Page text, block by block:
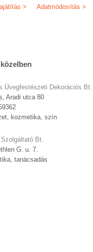
Adatmódosítás >
>
Üvegfestészeti Dekorációs Bt.
Aradi utca 80
kozmetika, szín
Szolgáltató Bt.
G. u. 7.
tanácsadás